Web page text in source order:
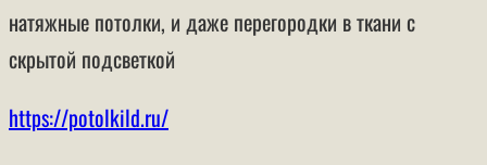
натяжные потолки, и даже перегородки в ткани с
скрытой подсветкой
https://potolkild.ru/